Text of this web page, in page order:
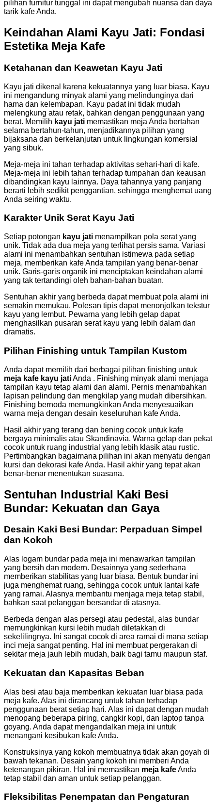
pilihan furnitur tunggal ini dapat mengubah nuansa dan daya
tarik kafe Anda.
Keindahan Alami Kayu Jati: Fondasi
Estetika Meja Kafe
Ketahanan dan Keawetan Kayu Jati
Kayu jati dikenal karena kekuatannya yang luar biasa. Kayu
ini mengandung minyak alami yang melindunginya dari
hama dan kelembapan. Kayu padat ini tidak mudah
melengkung atau retak, bahkan dengan penggunaan yang
berat. Memilih kayu jati memastikan meja Anda bertahan
selama bertahun-tahun, menjadikannya pilihan yang
bijaksana dan berkelanjutan untuk lingkungan komersial
yang sibuk.
Meja-meja ini tahan terhadap aktivitas sehari-hari di kafe.
Meja-meja ini lebih tahan terhadap tumpahan dan keausan
dibandingkan kayu lainnya. Daya tahannya yang panjang
berarti lebih sedikit penggantian, sehingga menghemat uang
Anda seiring waktu.
Karakter Unik Serat Kayu Jati
Setiap potongan kayu jati menampilkan pola serat yang
unik. Tidak ada dua meja yang terlihat persis sama. Variasi
alami ini menambahkan sentuhan istimewa pada setiap
meja, memberikan kafe Anda tampilan yang benar-benar
unik. Garis-garis organik ini menciptakan keindahan alami
yang tak tertandingi oleh bahan-bahan buatan.
Sentuhan akhir yang berbeda dapat membuat pola alami ini
semakin memukau. Polesan tipis dapat menonjolkan tekstur
kayu yang lembut. Pewarna yang lebih gelap dapat
menghasilkan pusaran serat kayu yang lebih dalam dan
dramatis.
Pilihan Finishing untuk Tampilan Kustom
Anda dapat memilih dari berbagai pilihan finishing untuk
meja kafe kayu jatiAnda . Finishing minyak alami menjaga
tampilan kayu tetap alami dan alami. Pernis menambahkan
lapisan pelindung dan mengkilap yang mudah dibersihkan.
Finishing bernoda memungkinkan Anda menyesuaikan
warna meja dengan desain keseluruhan kafe Anda.
Hasil akhir yang terang dan bening cocok untuk kafe
bergaya minimalis atau Skandinavia. Warna gelap dan pekat
cocok untuk ruang industrial yang lebih klasik atau rustic.
Pertimbangkan bagaimana pilihan ini akan menyatu dengan
kursi dan dekorasi kafe Anda. Hasil akhir yang tepat akan
benar-benar menentukan suasana.
Sentuhan Industrial Kaki Besi
Bundar: Kekuatan dan Gaya
Desain Kaki Besi Bundar: Perpaduan Simpel
dan Kokoh
Alas logam bundar pada meja ini menawarkan tampilan
yang bersih dan modern. Desainnya yang sederhana
memberikan stabilitas yang luar biasa. Bentuk bundar ini
juga menghemat ruang, sehingga cocok untuk lantai kafe
yang ramai. Alasnya membantu menjaga meja tetap stabil,
bahkan saat pelanggan bersandar di atasnya.
Berbeda dengan alas persegi atau pedestal, alas bundar
memungkinkan kursi lebih mudah diletakkan di
sekelilingnya. Ini sangat cocok di area ramai di mana setiap
inci meja sangat penting. Hal ini membuat pergerakan di
sekitar meja jauh lebih mudah, baik bagi tamu maupun staf.
Kekuatan dan Kapasitas Beban
Alas besi atau baja memberikan kekuatan luar biasa pada
meja kafe. Alas ini dirancang untuk tahan terhadap
penggunaan berat setiap hari. Alas ini dapat dengan mudah
menopang beberapa piring, cangkir kopi, dan laptop tanpa
goyang. Anda dapat mengandalkan meja ini untuk
menangani kesibukan kafe Anda.
Konstruksinya yang kokoh membuatnya tidak akan goyah di
bawah tekanan. Desain yang kokoh ini memberi Anda
ketenangan pikiran. Hal ini memastikan meja kafeAnda
tetap stabil dan aman untuk setiap pelanggan.
Fleksibilitas Penempatan dan Pengaturan